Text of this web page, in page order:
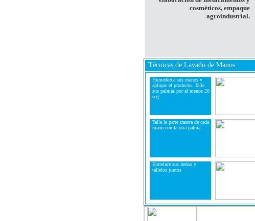
cosméticos, empaque
agroindustrial.
Técnicas de Lavado de Manos
Humedezca sus manos y
aplique el producto. Talle
sus palmas por al menos 20
seg.
Talle la parte trasera de cada
mano con la otra palma
Entrelace sus dedos y
tállelos juntos